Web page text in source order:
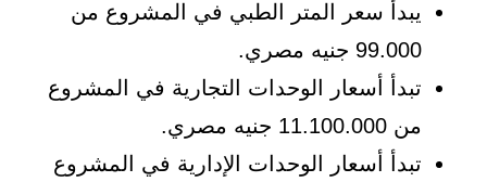
يبدأ سعر المتر الطبي في المشروع من
99.000 جنيه مصري.
تبدأ أسعار الوحدات التجارية في المشروع
من 11.100.000 جنيه مصري.
تبدأ أسعار الوحدات الإدارية في المشروع